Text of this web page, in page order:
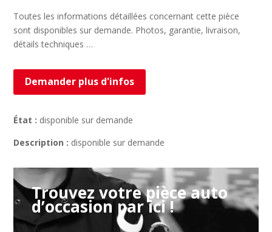
Toutes les informations détaillées concernant cette pièce
sont disponibles sur demande. Photos, garantie, livraison,
détails techniques …
Demander plus d'infos
État : disponible sur demande
Description : disponible sur demande
Trouvez votre pièce auto
d’occasion par ici !